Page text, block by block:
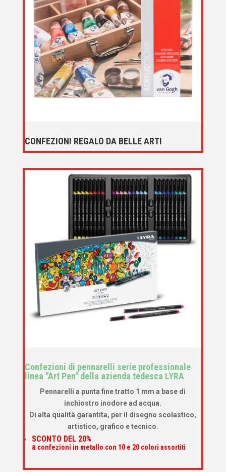
CONFEZIONI REGALO DA BELLE ARTI
Confezioni di pennarelli serie professionale
linea "Art Pen" della azienda tedesca LYRA
Pennarelli a punta fine tratto 1 mma base di
inchiostro inodore ad acqua.
Di alta qualità garantita, per il disegno scolastico,
artistico, grafico e tecnico.
SCONTO DEL 20%
a confezioni in metallo con 10 e 20 colori assortiti